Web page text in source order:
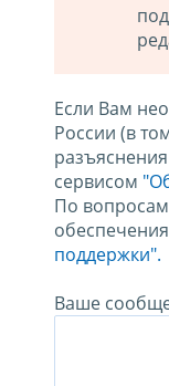
Если Вам
России (в
сервисом
По
поддержки".
Ваше